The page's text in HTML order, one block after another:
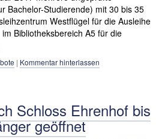
Bachelor-Studierende) mit 30 bis 35
Westflügel für die Ausleihe
Bibliotheksbereich A5 für die
| Kommentar hinterlassen
Schloss Ehrenhof bis
geöffnet